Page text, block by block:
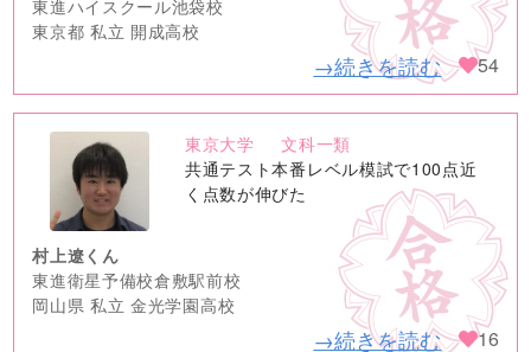
東進ハイスクール池袋校
東京都 私立 開成高校
→続きを読む 54
no
image
東京大学
文科一類
共通テスト本番レベル模試で100点近
く点数が伸びた
村上遼くん
東進衛星予備校倉敷駅前校
岡山県 私立 金光学園高校
→続きを読む 16